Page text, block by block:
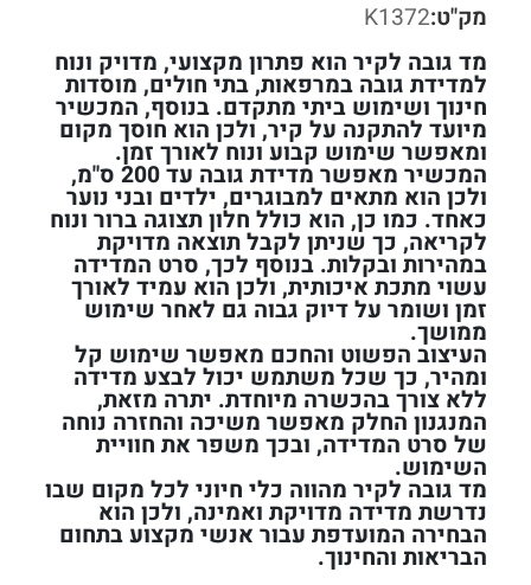
מק"ט:K1372
מד גובה לקיר הוא פתרון מקצועי, מדויק ונוח
למדידת גובה במרפאות, בתי חולים, מוסדות
חינוך ושימוש ביתי מתקדם. בנוסף, המכשיר
מיועד להתקנה על קיר, ולכן הוא חוסך מקום
ומאפשר שימוש קבוע ונוח לאורך זמן.
המכשיר מאפשר מדידת גובה עד 200 ס"מ,
ולכן הוא מתאים למבוגרים, ילדים ובני נוער
כאחד. כמו כן, הוא כולל חלון תצוגה ברור ונוח
לקריאה, כך שניתן לקבל תוצאה מדויקת
במהירות ובקלות. בנוסף לכך, סרט המדידה
עשוי מתכת איכותית, ולכן הוא עמיד לאורך
זמן ושומר על דיוק גבוה גם לאחר שימוש
ממושך.
העיצוב הפשוט והחכם מאפשר שימוש קל
ומהיר, כך שכל משתמש יכול לבצע מדידה
ללא צורך בהכשרה מיוחדת. יתרה מזאת,
המנגנון החלק מאפשר משיכה והחזרה נוחה
של סרט המדידה, ובכך משפר את חוויית
השימוש.
מד גובה לקיר מהווה כלי חיוני לכל מקום שבו
נדרשת מדידה מדויקת ואמינה, ולכן הוא
הבחירה המועדפת עבור אנשי מקצוע בתחום
הבריאות והחינוך.